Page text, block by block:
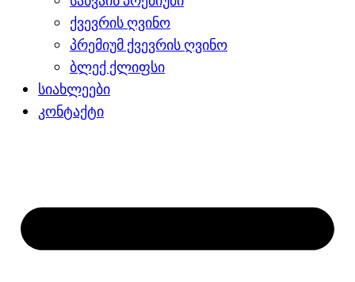
ქვევრის ღვინო
პრემიუმ ქვევრის ღვინო
ბლექ ქლიფსი
სიახლეები
კონტაქტი